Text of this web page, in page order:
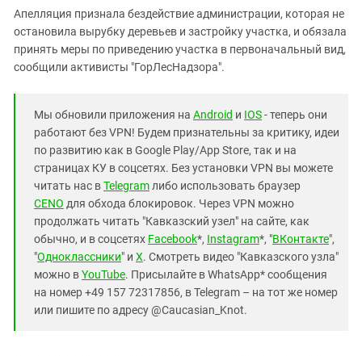
Апелляция признала бездействие администрации, которая не
остановила вырубку деревьев и застройку участка, и обязала
принять меры по приведению участка в первоначальный вид,
сообщили активисты "ГорЛесНадзора".
Мы обновили приложения на Android и IOS- теперь они
работают без VPN! Будем признательны за критику, идеи
по развитию как в Google Play/App Store, так и на
страницах КУ в соцсетях. Без установки VPN вы можете
читать нас вTelegram либо использовать браузер
CENO для обхода блокировок. Через VPN можно
продолжать читать "Кавказский узел" на сайте, как
обычно, и в соцсетях Facebook*, Instagram*, "ВКонтакте",
"Одноклассники" и X. Смотреть видео "Кавказского узла"
можно вYouTube. Присылайте в WhatsApp* сообщения
на номер +49 157 72317856, в Telegram – на тот же номер
или пишите по адресу @Caucasian_Knot.